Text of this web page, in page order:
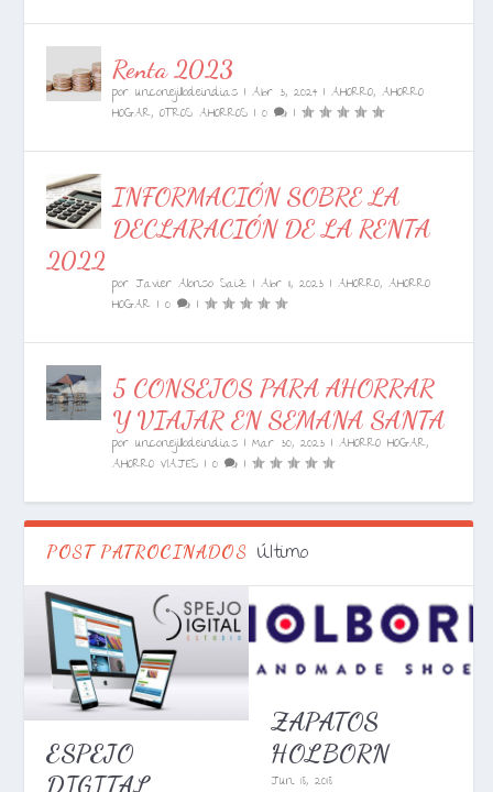
Renta 2023
porunconejillodeindias |Abr 3, 2024 |AHORRO,AHORRO
HOGAR,OTROS AHORROS |0 |
INFORMACIÓN SOBRE LA
DECLARACIÓN DE LA RENTA
2022
por Javier Alonso Saiz |Abr 11, 2023 |AHORRO,AHORRO
HOGAR |0 |
5 CONSEJOS PARA AHORRAR
Y VIAJAR EN SEMANA SANTA
porunconejillodeindias |Mar 30, 2023 |AHORRO HOGAR,
AHORRO VIAJES |0 |
POST PATROCINADOS Último
ESPEJO
DIGITAL
ZAPATOS
HOLBORN
Jun 18, 2018